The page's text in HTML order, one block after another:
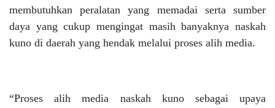
membutuhkan peralatan yang memadai serta sumber
daya yang cukup mengingat masih banyaknya naskah
kuno di daerah yang hendak melalui proses alih media.
“Proses alih media naskah kuno sebagai upaya